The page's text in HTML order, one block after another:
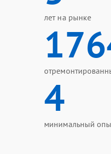
лет на рынке
4
минимальный